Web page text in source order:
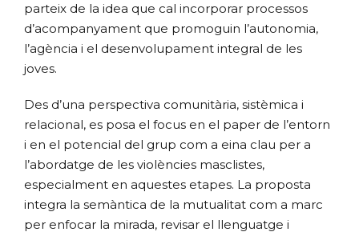
parteix de la idea que cal incorporar processos
d’acompanyament que promoguin l’autonomia,
l’agència i el desenvolupament integral de les
joves.
Des d’una perspectiva comunitària, sistèmica i
relacional, es posa el focus en el paper de l’entorn
i en el potencial del grup com a eina clau per a
l’abordatge de les violències masclistes,
especialment en aquestes etapes. La proposta
integra la semàntica de la mutualitat com a marc
per enfocar la mirada, revisar el llenguatge i